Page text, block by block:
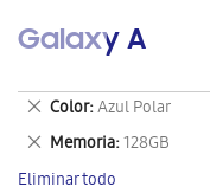
Galaxy A
Color Azul Polar
Eliminar
este
artículo
Memoria 128GB
Eliminar
este
Eliminar todo